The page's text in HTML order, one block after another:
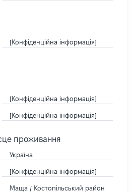
[Конфіденційна інформація]
[Конфіденційна інформація]
[Конфіденційна інформація]
проживання
Україна
[Конфіденційна інформація]
Маща / Костопільський район